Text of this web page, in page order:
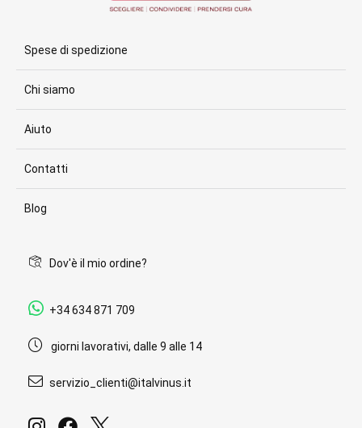
Spese di spedizione
Chi siamo
Aiuto
Contatti
Blog
Dov'è il mio ordine?
+34 634 871 709
giorni lavorativi, dalle 9 alle 14
servizio_clienti@italvinus.it